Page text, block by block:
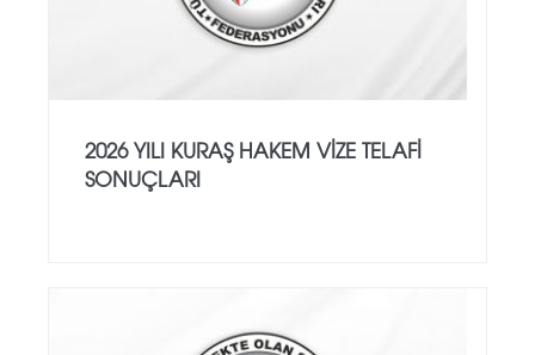
2026 YILI KURAŞ HAKEM VİZE TELAFİ
SONUÇLARI